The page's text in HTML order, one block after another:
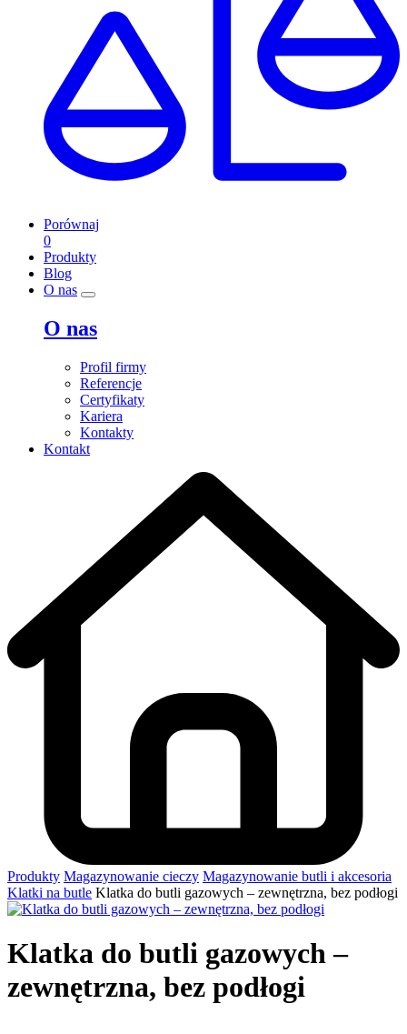
Porównaj
0
Produkty
Blog
O nas
O nas
Profil firmy
Referencje
Certyfikaty
Kariera
Kontakty
Kontakt
Produkty Magazynowanie cieczy Magazynowanie butli i akcesoria
Klatki na butle Klatka do butli gazowych – zewnętrzna, bez podłogi
Klatka do butli gazowych –
zewnętrzna, bez podłogi